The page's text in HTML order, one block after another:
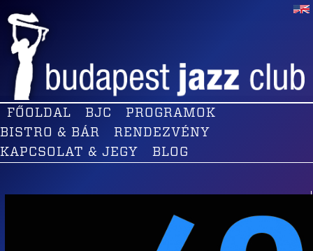
FŐOLDAL BJC
PROGRAMOK
BISTRO & BÁR
RENDEZVÉNY
KAPCSOLAT & JEGY
BLOG